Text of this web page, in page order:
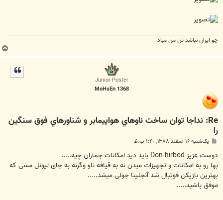
چو ايران نباشد تن من مباد
Junior Poster
MoHsEn 1368
Re: نداجا توان ساخت ناوهاي هواپيمابر و شناورهاي فوق سنگين
را
ت
یک‌شنبه ۱۶ اسفند ۱۳۸۸, ۱:۴۰ ب.ظ
دوست عزیز Don-hirbod باید دید امکانات جماران چیه.....
بها رو به امکانات و تجهیزات میدن نه به قیافه ناو وگرنه به جای لیونل مسی که
بهترین بازیکن فوتبال شد آنجلینا جولی میشد.....
موفق باشید.....